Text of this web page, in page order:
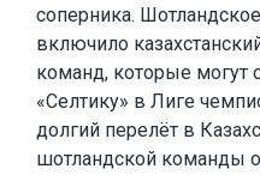
соперника.
включило
команд, которые могут
«Селтику» в Лиге
долгий перелёт в
шотландской команды